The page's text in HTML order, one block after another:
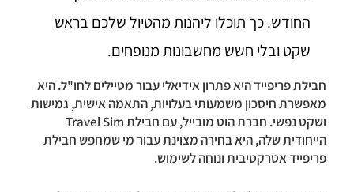
החודש. כך תוכלו ליהנות מהטיול שלכם בראש
שקט ובלי חשש מחשבונות מנופחים.
חבילת פריפייד היא פתרון אידיאלי עבור מטיילים לחו"ל. היא
מאפשרת חיסכון משמעותי בעלויות, התאמה אישית, גמישות
ושקט נפשי. חברת הוט מובייל, עם חבילת Travel Sim
הייחודית שלה, היא בחירה מצוינת עבור מי שמחפש חבילת
פריפייד אטרקטיבית ונוחה לשימוש.